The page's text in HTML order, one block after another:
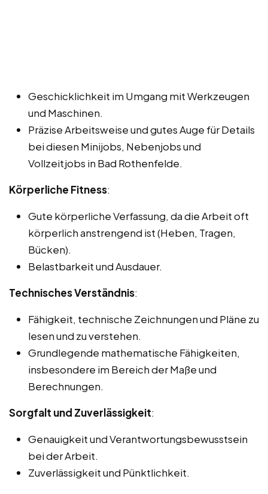
Geschicklichkeit im Umgang mit Werkzeugen
und Maschinen.
Präzise Arbeitsweise und gutes Auge für Details
bei diesen Minijobs, Nebenjobs und
Vollzeitjobs in Bad Rothenfelde.
Körperliche Fitness:
Gute körperliche Verfassung, da die Arbeit oft
körperlich anstrengend ist (Heben, Tragen,
Bücken).
Belastbarkeit und Ausdauer.
Technisches Verständnis:
Fähigkeit, technische Zeichnungen und Pläne zu
lesen und zu verstehen.
Grundlegende mathematische Fähigkeiten,
insbesondere im Bereich der Maße und
Berechnungen.
Sorgfalt und Zuverlässigkeit:
Genauigkeit und Verantwortungsbewusstsein
bei der Arbeit.
Zuverlässigkeit und Pünktlichkeit.